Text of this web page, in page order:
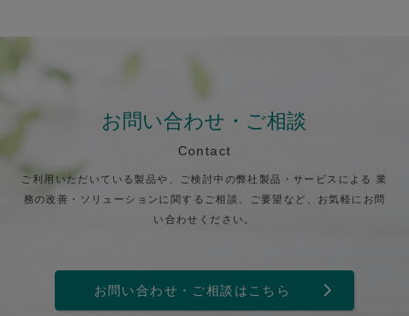
お問い合わせ・ご相談
Contact
ご利用いただいている製品や、ご検討中の弊社製品・サービスによる 業
務の改善・ソリューションに関するご相談、ご要望など、お気軽にお問
い合わせください。
お問い合わせ・ご相談はこちら